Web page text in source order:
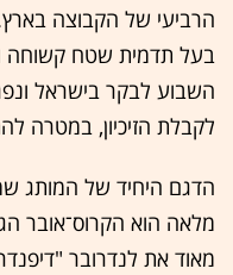
הרביעי של הקבוצה
בעל תדמית שטח קשוחה
השבוע לבקר בישראל
לקבלת הזיכיון, במטרה
הדגם היחיד של המותג